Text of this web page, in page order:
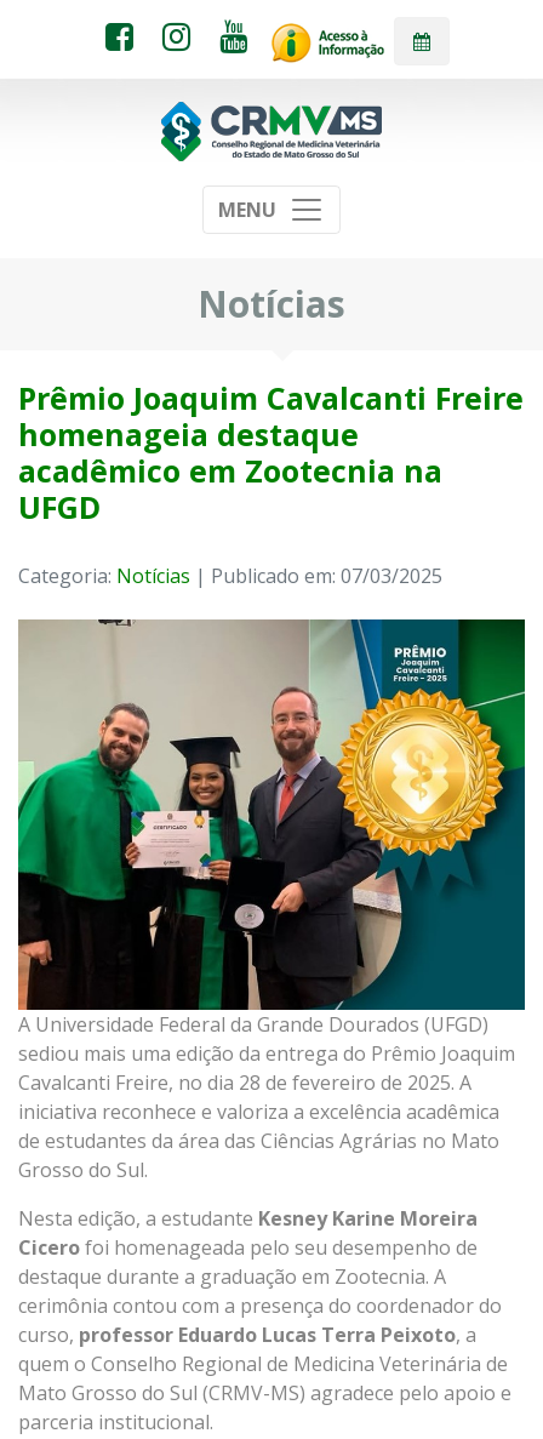
MENU
Notícias
Prêmio Joaquim Cavalcanti Freire
homenageia destaque
acadêmico em Zootecnia na
UFGD
Categoria: Notícias | Publicado em: 07/03/2025
A Universidade Federal da Grande Dourados (UFGD)
sediou mais uma edição da entrega do Prêmio Joaquim
Cavalcanti Freire, no dia 28 de fevereiro de 2025. A
iniciativa reconhece e valoriza a excelência acadêmica
de estudantes da área das Ciências Agrárias no Mato
Grosso do Sul.
Nesta edição, a estudante Kesney Karine Moreira
Cicerofoi homenageada pelo seu desempenho de
destaque durante a graduação em Zootecnia. A
cerimônia contou com a presença do coordenador do
curso, professor Eduardo Lucas Terra Peixoto, a
quem o Conselho Regional de Medicina Veterinária de
Mato Grosso do Sul (CRMV-MS) agradece pelo apoio e
parceria institucional.